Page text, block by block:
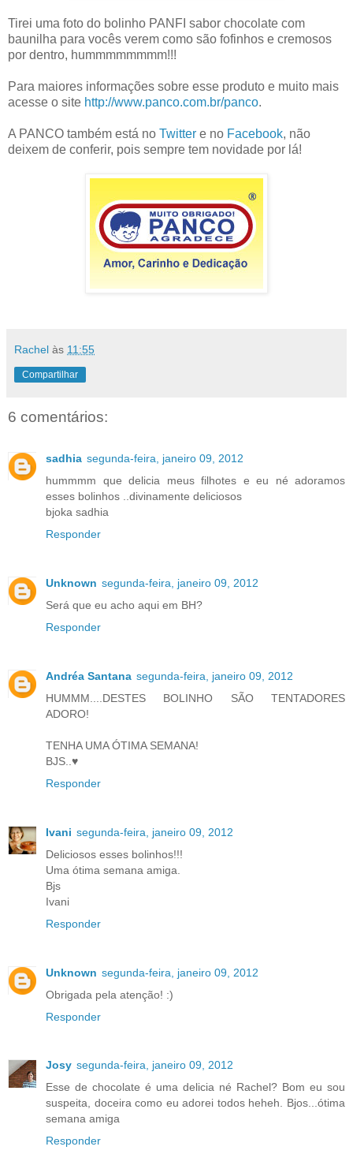
Tirei uma foto do bolinho PANFI sabor chocolate com
baunilha para vocês verem como são fofinhos e cremosos
por dentro, hummmmmmmm!!!
Para maiores informações sobre esse produto e muito mais
acesse o site http://www.panco.com.br/panco.
A PANCO também está no Twitter e no Facebook, não
deixem de conferir, pois sempre tem novidade por lá!
Rachel às 11:55
Compartilhar
6 comentários:
sadhia segunda-feira, janeiro 09, 2012
hummmm que delicia meus filhotes e eu né adoramos
esses bolinhos ..divinamente deliciosos
bjoka sadhia
Responder
Unknown segunda-feira, janeiro 09, 2012
Será que eu acho aqui em BH?
Responder
Andréa Santana segunda-feira, janeiro 09, 2012
HUMMM....DESTES BOLINHO SÃO TENTADORES
ADORO!
TENHA UMA ÓTIMA SEMANA!
BJS..♥
Responder
Ivani segunda-feira, janeiro 09, 2012
Deliciosos esses bolinhos!!!
Uma ótima semana amiga.
Bjs
Ivani
Responder
Unknown segunda-feira, janeiro 09, 2012
Obrigada pela atenção! :)
Responder
Josy segunda-feira, janeiro 09, 2012
Esse de chocolate é uma delicia né Rachel? Bom eu sou
suspeita, doceira como eu adorei todos heheh. Bjos...ótima
semana amiga
Responder